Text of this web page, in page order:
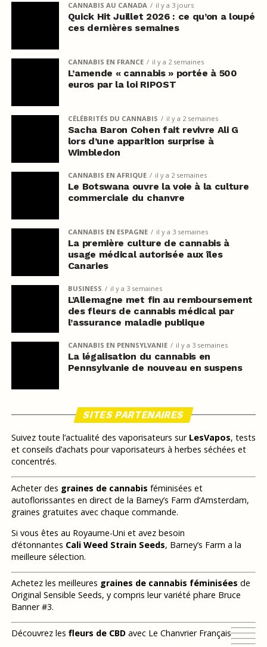
CANNABIS AU CANADA il y a 3 jours
Quick Hit Juillet 2026 : ce qu’on a loupé
ces dernières semaines
CANNABIS EN FRANCE il y a 2 semaines
L’amende « cannabis » portée à 500
euros par la loi RIPOST
CÉLÉBRITÉS DU CANNABIS il y a 2 semaines
Sacha Baron Cohen fait revivre Ali G
lors d’une apparition surprise à
Wimbledon
CANNABIS EN AFRIQUE il y a 2 semaines
Le Botswana ouvre la voie à la culture
commerciale du chanvre
CANNABIS EN ESPAGNE il y a 3 semaines
La première culture de cannabis à
usage médical autorisée aux îles
Canaries
BUSINESS il y a 3 semaines
L’Allemagne met fin au remboursement
des fleurs de cannabis médical par
l’assurance maladie publique
CANNABIS EN PENNSYLVANIE il y a 3 semaines
La légalisation du cannabis en
Pennsylvanie de nouveau en suspens
SITES PARTENAIRES
Suivez toute l’actualité des vaporisateurs sur LesVapos, tests
et conseils d’achats pour vaporisateurs à herbes séchées et
concentrés.
Acheter des graines de cannabis féminisées et
autoflorissantes en direct de la Barney’s Farm d’Amsterdam,
graines gratuites avec chaque commande.
Si vous êtes au Royaume-Uni et avez besoin
d’étonnantes Cali Weed Strain Seeds, Barney’s Farm a la
meilleure sélection.
Achetez les meilleures graines de cannabis féminisées de
Original Sensible Seeds, y compris leur variété phare Bruce
Banner #3.
Découvrez les fleurs de CBDavec Le Chanvrier Français